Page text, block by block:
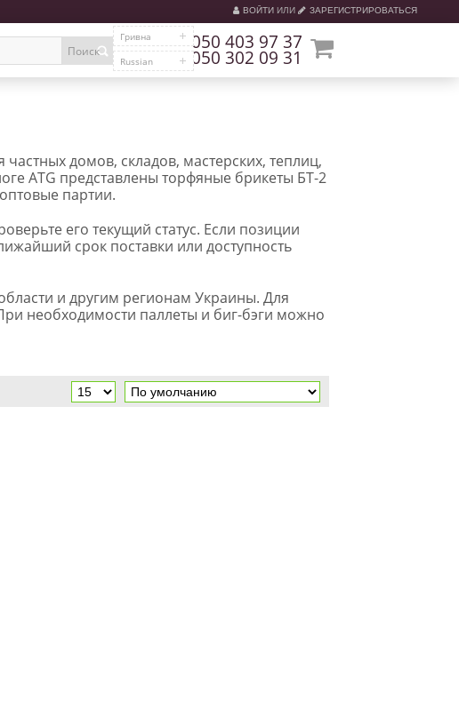
ВОЙТИ ИЛИ ЗАРЕГИСТРИРОВАТЬСЯ
Поиск
Russian
Гривна 050 403 97 37
050 302 09 31
домов, складов, мастерских, теплиц,
ATG представлены торфяные брикеты БТ-2
партии.
его текущий статус. Если позиции
срок поставки или доступность
и другим регионам Украины. Для
необходимости паллеты и биг-бэги можно